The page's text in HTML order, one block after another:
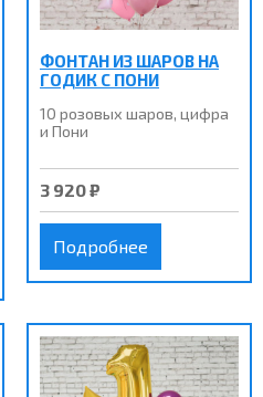
ФОНТАН ИЗ ШАРОВ НА
ГОДИК С ПОНИ
10 розовых шаров, цифра
и Пони
3 920 ₽
Подробнее